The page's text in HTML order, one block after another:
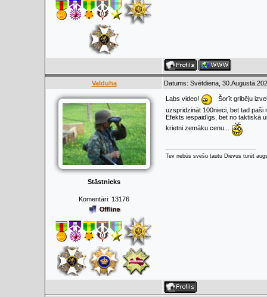
Valduha Datums: Svētdiena,
Stāstnieks
Komentāri: 13176
Labs video!
Šorīt gribēju
uzspridzināt 100nieci, bet tad
Efekts iespaidīgs, bet no taktiskā
krietni zemāku cenu...
Tev nebūs svešu tautu Dievus turēt